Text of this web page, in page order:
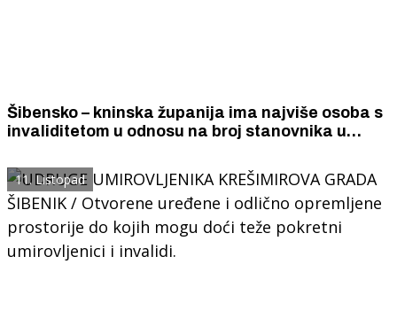
Šibensko – kninska županija ima najviše osoba s
invaliditetom u odnosu na broj stanovnika u
11. Listopad